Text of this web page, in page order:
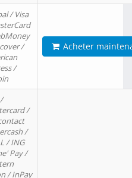
/ Visa
/
/
Acheter
/
/
/ ING
Pay /
/ InPay